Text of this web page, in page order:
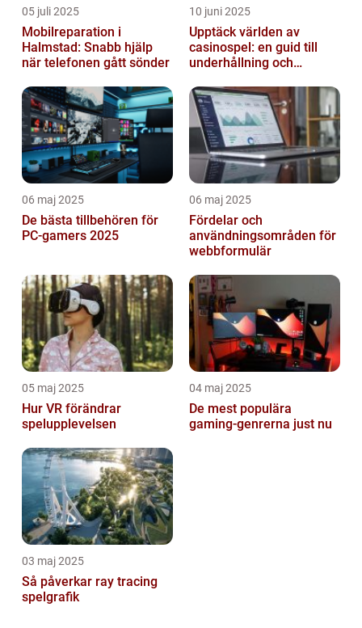
05 juli 2025
Mobilreparation i
Halmstad: Snabb hjälp
när telefonen gått sönder
10 juni 2025
Upptäck världen av
casinospel: en guid till
underhållning och
06 maj 2025
De bästa tillbehören för
PC-gamers 2025
06 maj 2025
Fördelar och
användningsområden för
webbformulär
05 maj 2025
Hur VR förändrar
spelupplevelsen
04 maj 2025
De mest populära
gaming-genrerna just nu
03 maj 2025
Så påverkar ray tracing
spelgrafik